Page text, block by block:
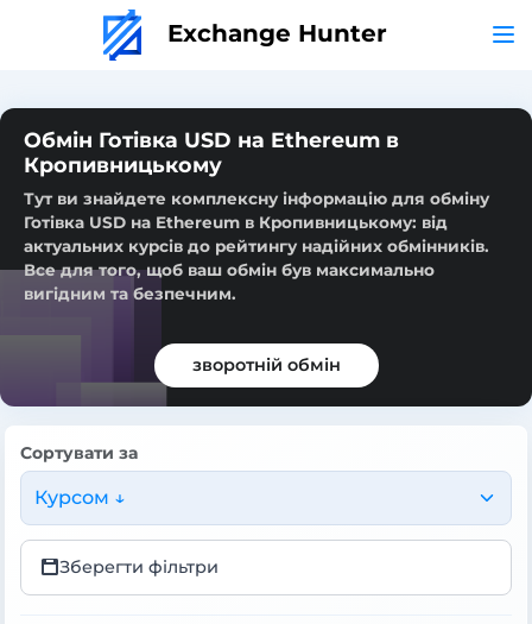
Exchange Hunter
Обмін Готівка USD на Ethereum в
Кропивницькому
Тут ви знайдете комплексну інформацію для обміну
Готівка USD на Ethereum в Кропивницькому: від
актуальних курсів до рейтингу надійних обмінників.
Все для того, щоб ваш обмін був максимально
вигідним та безпечним.
зворотній обмін
Сортувати за
Курсом ↓
Зберегти фільтри